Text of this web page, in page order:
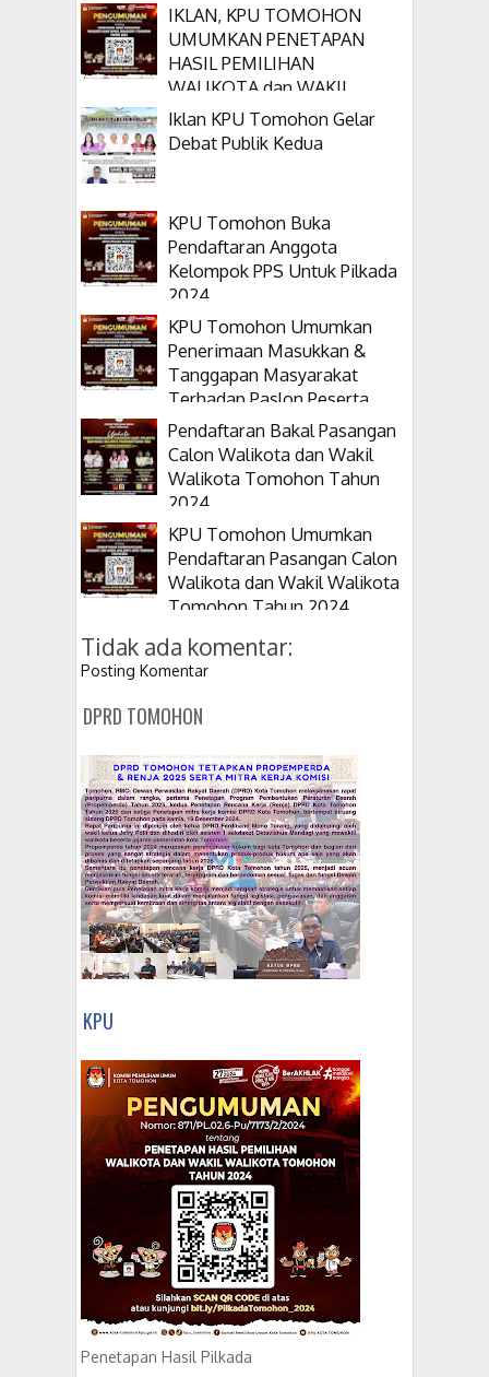
IKLAN, KPU TOMOHON
UMUMKAN PENETAPAN
HASIL PEMILIHAN
WALIKOTA dan WAKIL
WALIKOTA TOMOHON
TAHUN 2024
Iklan KPU Tomohon Gelar
Debat Publik Kedua
KPU Tomohon Buka
Pendaftaran Anggota
Kelompok PPS Untuk Pilkada
2024
KPU Tomohon Umumkan
Penerimaan Masukkan &
Tanggapan Masyarakat
Terhadap Paslon Peserta
Pilkada 2024
Pendaftaran Bakal Pasangan
Calon Walikota dan Wakil
Walikota Tomohon Tahun
2024
KPU Tomohon Umumkan
Pendaftaran Pasangan Calon
Walikota dan Wakil Walikota
Tomohon Tahun 2024
Tidak ada komentar:
Posting Komentar
DPRD TOMOHON
KPU
Penetapan Hasil Pilkada